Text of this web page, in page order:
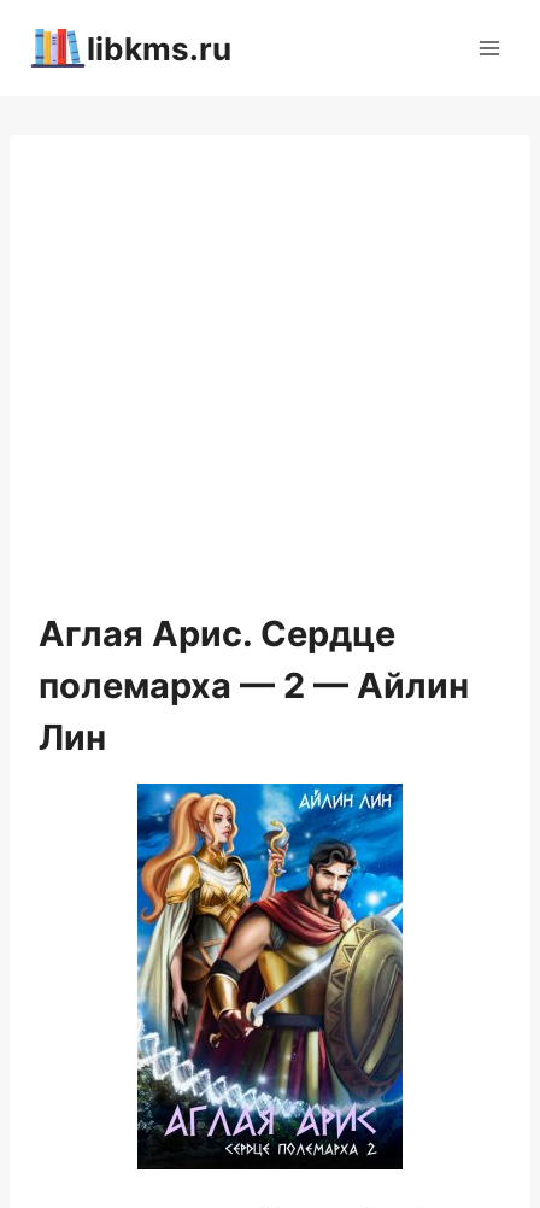
libkms.ru
Аглая Арис. Сердце
полемарха — 2 — Айлин
Лин